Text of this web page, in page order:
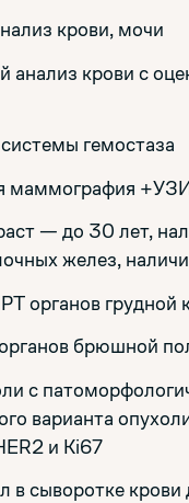
крови, мочи
анализ крови с
гемостаза
маммография
— до 30 лет,
желез,
органов грудной
брюшной
с
варианта
и Ki67
в сыворотке